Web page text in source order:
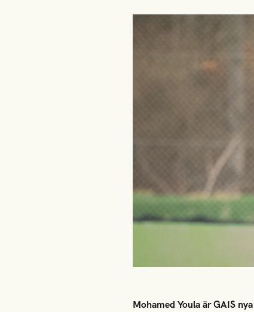
Mohamed Youla är GAIS